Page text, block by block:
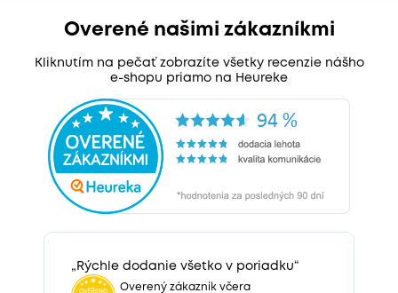
Overené našimi zákazníkmi
Kliknutím na pečať zobrazíte všetky recenzie nášho
e-shopu priamo na Heureke
„Rýchle dodanie všetko v poriadku“
Overený zákazník včera